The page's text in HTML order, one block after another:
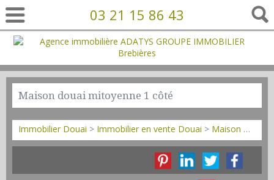
03 21 15 86 43
Maison douai mitoyenne 1 côté
Immobilier Douai > Immobilier en vente Douai > Maison Mitoyenne 1 côté en vente Douai